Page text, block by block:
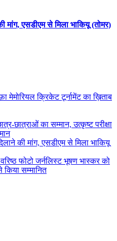
मांग, एसडीएम से मिला भाकियू (तोमर)
मेमोरियल क्रिकेट टूर्नामेंट का ख़िताब
छात्राओं का सम्मान, उत्कृष्ट परीक्षा
की मांग, एसडीएम से मिला भाकियू
फोटो जर्नलिस्ट भूषण भास्कर को
किया सम्मानित